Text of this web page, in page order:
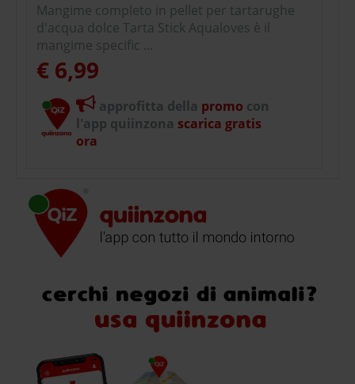
Mangime completo in pellet per tartarughe
d'acqua dolce Tarta Stick Aqualoves è il
mangime specific ...
€ 6,99
approfitta della promo con
l'app quiinzona scarica gratis
ora